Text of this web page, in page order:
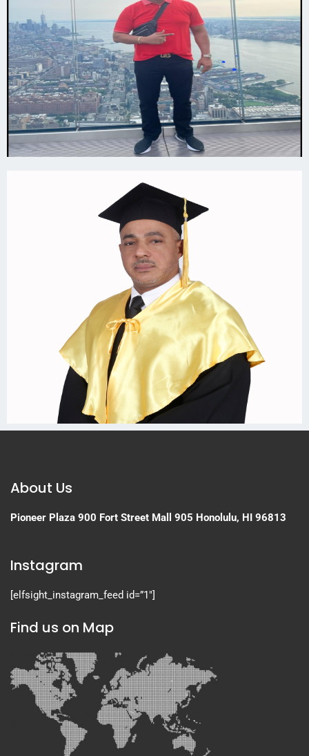
About Us
Pioneer Plaza 900 Fort Street Mall 905 Honolulu, HI 96813
Instagram
[elfsight_instagram_feed id=”1″]
Find us on Map